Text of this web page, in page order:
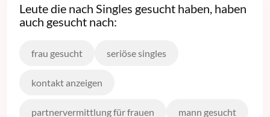
Leute die nach Singles gesucht haben, haben
auch gesucht nach:
frau gesucht seriöse singles
kontakt anzeigen
partnervermittlung für frauen mann gesucht